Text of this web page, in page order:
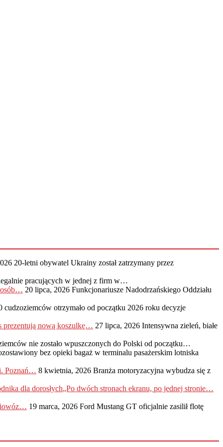
20-letni obywatel Ukrainy został zatrzymany przez
pracujących w jednej z firm w…
osób… 20 lipca, 2026 Funkcjonariusze Nadodrzańskiego Oddziału
cudzoziemców otrzymało od początku 2026 roku decyzje
prezentują nową koszulkę… 27 lipca, 2026 Intensywna zieleń, białe
nie zostało wpuszczonych do Polski od początku…
bez opieki bagaż w terminalu pasażerskim lotniska
Poznań… 8 kwietnia, 2026 Branża motoryzacyjna wybudza się z
„Po dwóch stronach ekranu, po jednej stronie…
19 marca, 2026 Ford Mustang GT oficjalnie zasilił flotę